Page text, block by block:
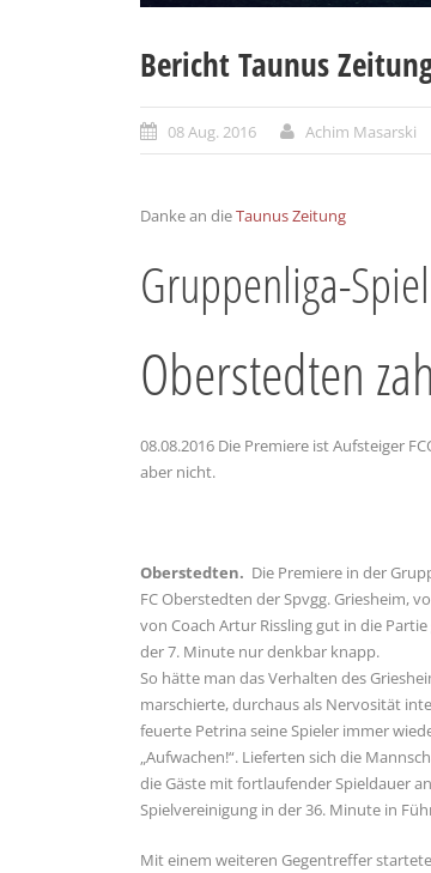
Bericht Taunus
08 Aug. 2016 Achim Masarski
Danke an dieTaunus Zeitung
Gruppenliga-Spiel
Oberstedten
08.08.2016 Die Premiere ist Aufsteiger
aber nicht.
Oberstedten. Die Premiere in der
FC Oberstedten der Spvgg. Griesheim,
von Coach Artur Rissling gut in die
der 7. Minute nur denkbar knapp.
So hätte man das Verhalten des
marschierte, durchaus als Nervosität
feuerte Petrina seine Spieler immer
„Aufwachen!“. Lieferten sich die
die Gäste mit fortlaufender Spieldauer
Spielvereinigung in der 36. Minute in
Mit einem weiteren Gegentreffer